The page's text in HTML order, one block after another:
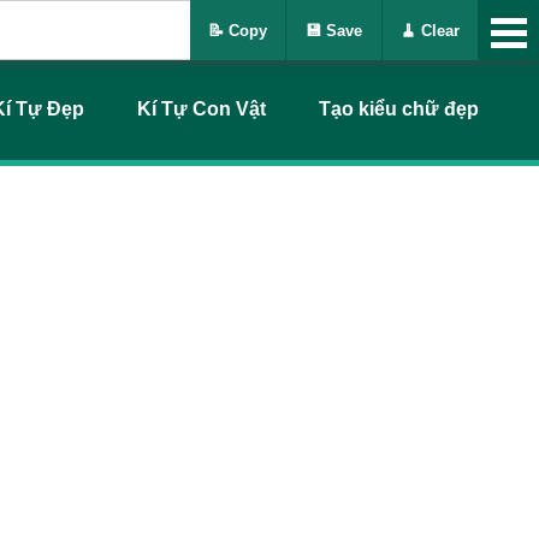
Tự Đẹp Kí Tự Con Vật Tạo kiểu chữ đẹp
📝 Copy 💾 Save 🧹 Clear